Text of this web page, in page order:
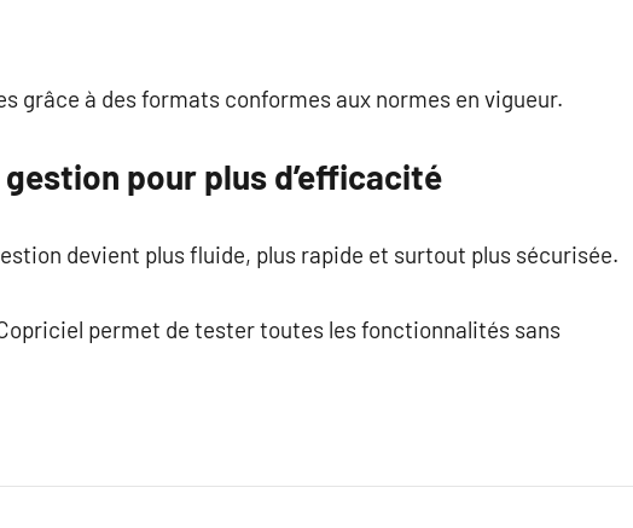
grâce à des formats conformes aux normes en vigueur.
pour plus d’efficacité
devient plus fluide, plus rapide et surtout plus sécurisée.
permet de tester toutes les fonctionnalités sans